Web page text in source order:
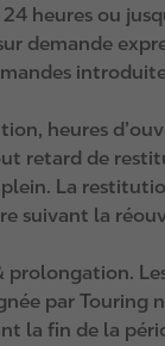
heures ou
demande
heures
retard de
La
suivant la
prolongation.
par Touring
la fin de la